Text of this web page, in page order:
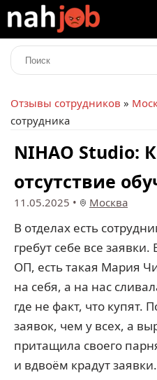
Отзывы сотрудников »
сотрудника
NIHAO Studio:
отсутствие
11.05.2025 • Москва
В отделах есть
гребут себе все
ОП, есть такая Мария
на себя, а на нас
где не факт, что купят.
заявок, чем у всех, а
притащила своего
и вдвоём крадут